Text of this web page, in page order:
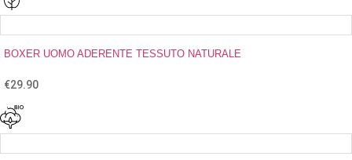
BOXER UOMO ADERENTE TESSUTO NATURALE
€29.90